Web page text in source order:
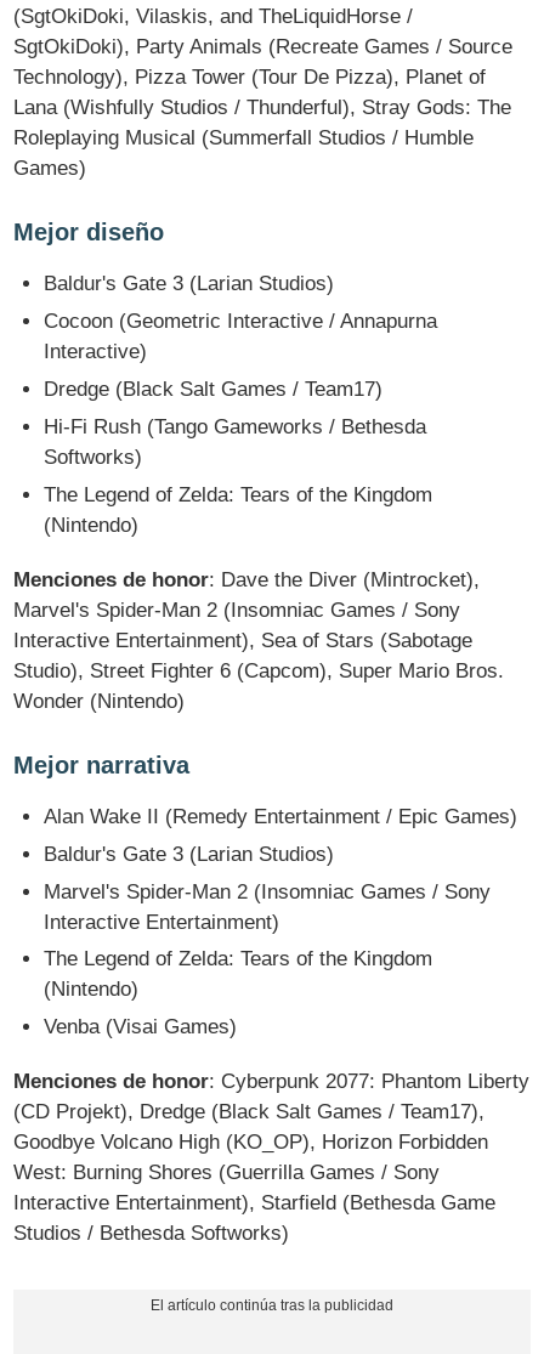
(SgtOkiDoki, Vilaskis, and TheLiquidHorse /
SgtOkiDoki), Party Animals (Recreate Games / Source
Technology), Pizza Tower (Tour De Pizza), Planet of
Lana (Wishfully Studios / Thunderful), Stray Gods: The
Roleplaying Musical (Summerfall Studios / Humble
Games)
Mejor diseño
Baldur's Gate 3 (Larian Studios)
Cocoon (Geometric Interactive / Annapurna
Interactive)
Dredge (Black Salt Games / Team17)
Hi-Fi Rush (Tango Gameworks / Bethesda
Softworks)
The Legend of Zelda: Tears of the Kingdom
(Nintendo)
Menciones de honor: Dave the Diver (Mintrocket),
Marvel's Spider-Man 2 (Insomniac Games / Sony
Interactive Entertainment), Sea of Stars (Sabotage
Studio), Street Fighter 6 (Capcom), Super Mario Bros.
Wonder (Nintendo)
Mejor narrativa
Alan Wake II (Remedy Entertainment / Epic Games)
Baldur's Gate 3 (Larian Studios)
Marvel's Spider-Man 2 (Insomniac Games / Sony
Interactive Entertainment)
The Legend of Zelda: Tears of the Kingdom
(Nintendo)
Venba (Visai Games)
Menciones de honor: Cyberpunk 2077: Phantom Liberty
(CD Projekt), Dredge (Black Salt Games / Team17),
Goodbye Volcano High (KO_OP), Horizon Forbidden
West: Burning Shores (Guerrilla Games / Sony
Interactive Entertainment), Starfield (Bethesda Game
Studios / Bethesda Softworks)